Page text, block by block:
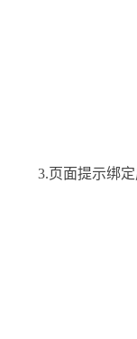
3.页面提示绑